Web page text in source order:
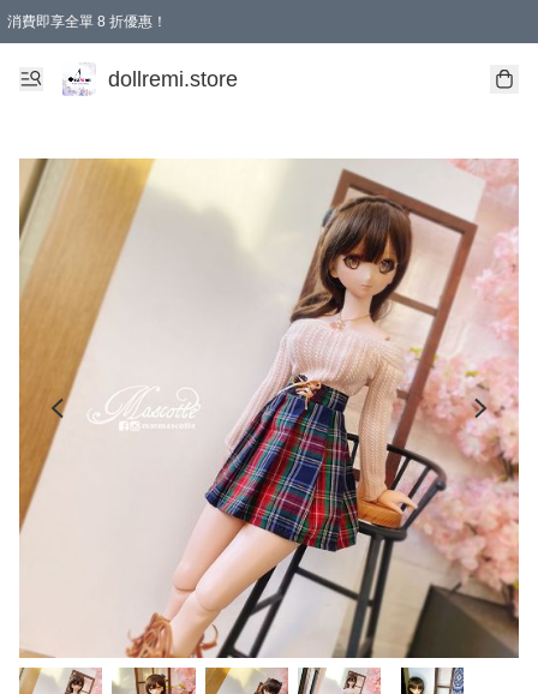
消費即享全單 8 折優惠！
購物滿 HKD 1500.00即享免運費優惠！（適用於 本地送貨、本地取貨、國際送貨 )
dollremi.store